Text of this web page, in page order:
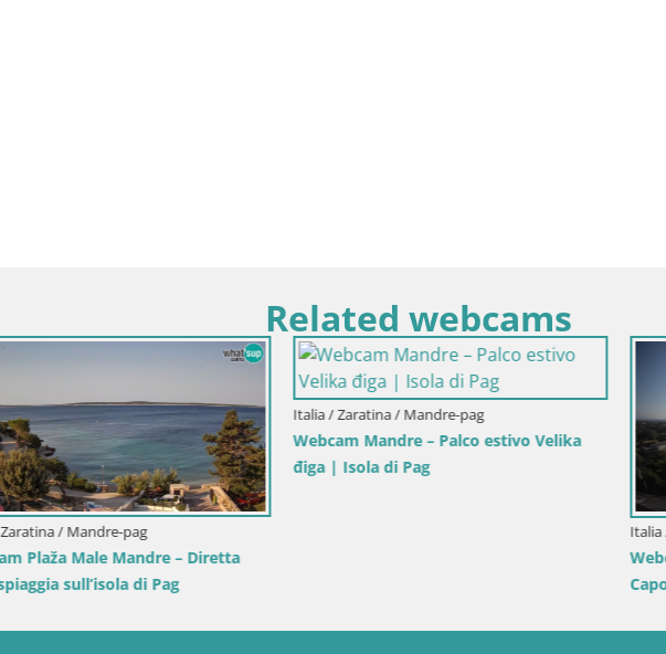
Related webcams
Costa
Italia / Sicilia / Trapani
Webcam Isole dello Stagnone – Duotone
Pro Center
Italia / Sardegna / Sant'Anna Arresi
Webcam Porto Pino –